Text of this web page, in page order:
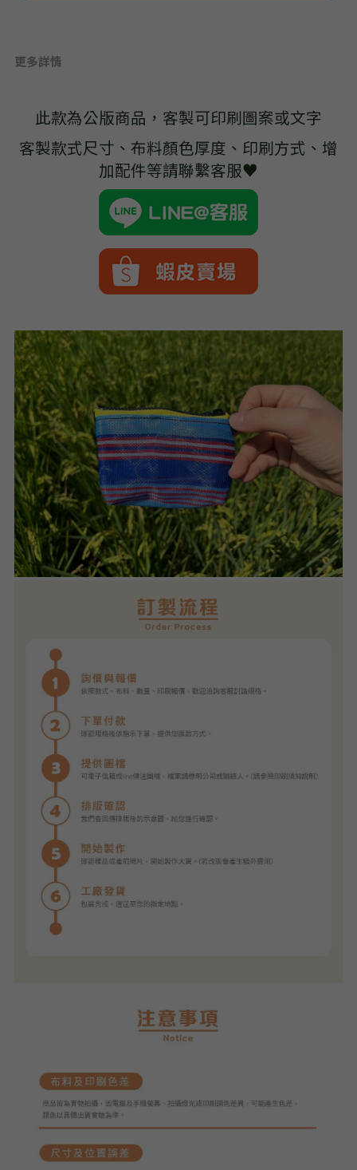
➢麻布袋
➢水洗牛皮紙袋
➢咖啡渣/軟木袋
➢化妝盥洗包/收納袋
➢皮革包袋
➢網布袋
➢台灣CORDURA®尼龍布包
➢好神Q版神明公仔
更多詳情
此款為公版商品，客製可印刷圖案或文字
客製款式尺寸、布料顏色厚度、印刷方式、增
加配件等請聯繫客服♥